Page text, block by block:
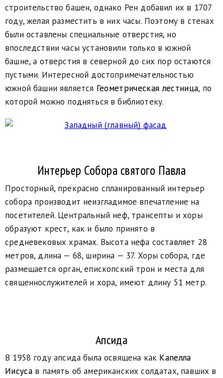
строительство башен, однако Рен добавил их в 1707
году, желая разместить в них часы. Поэтому в стенах
были оставлены специальные отверстия, но
впоследствии часы установили только в южной
башне, а отверстия в северной до сих пор остаются
пустыми. Интересной достопримечательностью
южной башни является Геометрическая лестница, по
которой можно подняться в библиотеку.
Интерьер Собора святого Павла
Просторный, прекрасно спланированный интерьер
собора производит неизгладимое впечатление на
посетителей. Центральный неф, трансепты и хоры
образуют крест, как и было принято в
средневековых храмах. Высота нефа составляет 28
метров, длина — 68, ширина — 37. Хоры собора, где
размещается орган, епископский трон и места для
священнослужителей и хора, имеют длину 51 метр.
Апсида
В 1958 году апсида была освящена как Капелла
Иисуса в память об американских солдатах, павших в